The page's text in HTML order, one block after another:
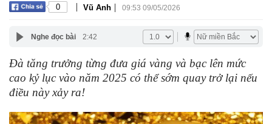
0 | Vũ Anh | 09:53 09/05/2026
Nghe đọc bài 2:42
Đà tăng trưởng từng đưa giá vàng và bạc lên mức
cao kỷ lục vào năm 2025 có thể sớm quay trở lại nếu
điều này xảy ra!